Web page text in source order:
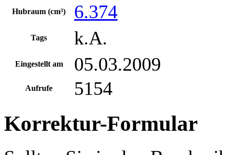
Hubraum (cm³) 6.374
Tags k.A.
Eingestellt am 05.03.2009
Aufrufe 5154
Korrektur-Formular